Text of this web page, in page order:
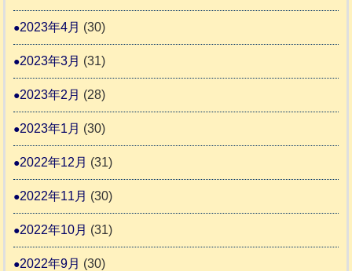
2023年4月 (30)
2023年3月 (31)
2023年2月 (28)
2023年1月 (30)
2022年12月 (31)
2022年11月 (30)
2022年10月 (31)
2022年9月 (30)